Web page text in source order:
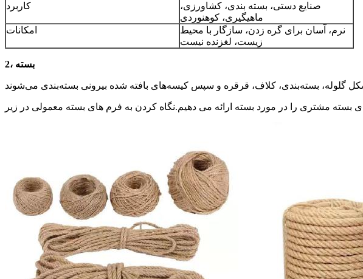
کاربرد
صنایع دستی، بسته بندی، کشاورزی،
ماهیگیری، کوهنوردی
امکانات
نرم، آسان برای گره زدن، سازگار با محیط
زیست، لغزنده نیست
2، بسته
بسته مشتری را در مورد بسته ارائه می دهیم.نگاه کردن به فرم های بسته معمولی در زیر